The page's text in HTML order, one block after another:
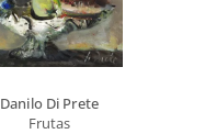
Danilo Di Prete
Frutas